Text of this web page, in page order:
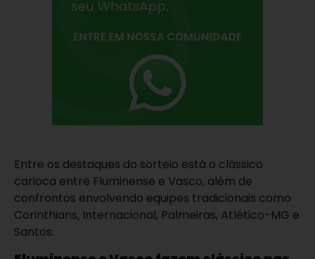
Entre os destaques do sorteio está o clássico
carioca entre Fluminense e Vasco, além de
confrontos envolvendo equipes tradicionais como
Corinthians, Internacional, Palmeiras, Atlético-MG e
Santos.